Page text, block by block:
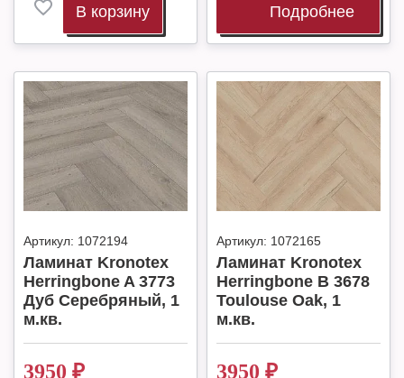
В корзину Подробнее
Артикул: 1072194
Ламинат Kronotex
Herringbone A 3773
Дуб Серебряный, 1
м.кв.
3950 ₽
Артикул: 1072165
Ламинат Kronotex
Herringbone B 3678
Toulouse Oak, 1
м.кв.
3950 ₽